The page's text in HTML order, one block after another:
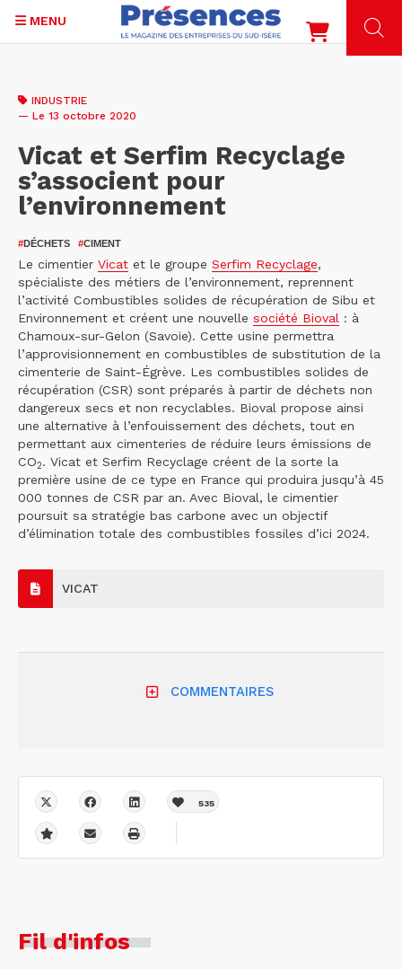
contenu
MENU
INDUSTRIE
— Le 13 octobre 2020
Vicat et Serfim Recyclage
s’associent pour
l’environnement
#DÉCHETS #CIMENT
Le cimentier Vicat et le groupe Serfim Recyclage,
spécialiste des métiers de l’environnement, reprennent
l’activité Combustibles solides de récupération de Sibu et
Environnement et créent une nouvelle société Bioval : à
Chamoux-sur-Gelon (Savoie). Cette usine permettra
l’approvisionnement en combustibles de substitution de la
cimenterie de Saint-Égrève. Les combustibles solides de
récupération (CSR) sont préparés à partir de déchets non
dangereux secs et non recyclables. Bioval propose ainsi
une alternative à l’enfouissement des déchets, tout en
permettant aux cimenteries de réduire leurs émissions de
CO2. Vicat et Serfim Recyclage créent de la sorte la
première usine de ce type en France qui produira jusqu’à 45
000 tonnes de CSR par an. Avec Bioval, le cimentier
poursuit sa stratégie bas carbone avec un objectif
d’élimination totale des combustibles fossiles d’ici 2024.
VICAT
COMMENTAIRES
535
Fil d'infos